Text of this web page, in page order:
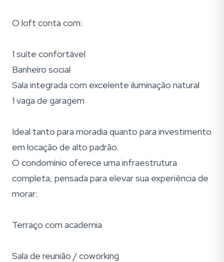
O loft conta com:
1 suíte confortável
Banheiro social
Sala integrada com excelente iluminação natural
1 vaga de garagem
Ideal tanto para moradia quanto para investimento
em locação de alto padrão.
O condomínio oferece uma infraestrutura
completa, pensada para elevar sua experiência de
morar:
Terraço com academia
Sala de reunião / coworking